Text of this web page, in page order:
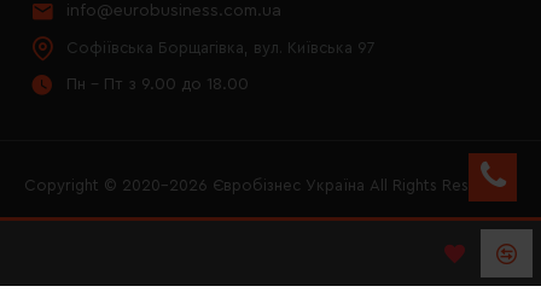
info@eurobusiness.com.ua
Софіївська Борщагівка, вул. Київська 97
Пн - Пт з 9.00 до 18.00
Copyright © 2020–2026 Євробізнес Україна All Rights Reserved
LOGO ЄВРОБІЗНЕС